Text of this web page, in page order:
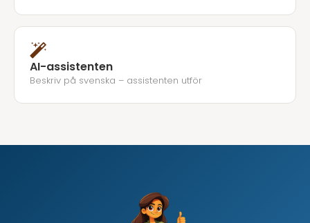
AI-assistenten
Beskriv på svenska – assistenten utför